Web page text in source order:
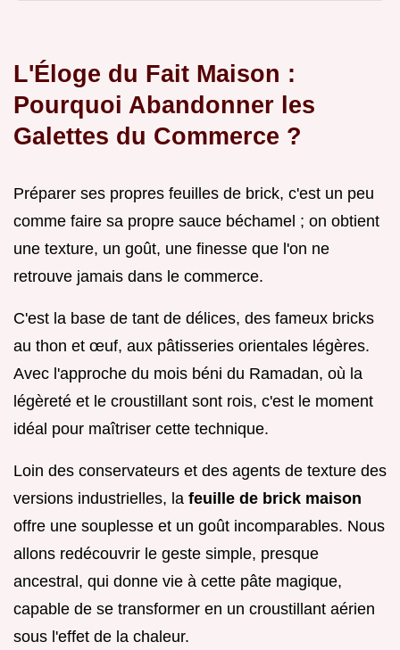
L'Éloge du Fait Maison :
Pourquoi Abandonner les
Galettes du Commerce ?
Préparer ses propres feuilles de brick, c'est un peu
comme faire sa propre sauce béchamel ; on obtient
une texture, un goût, une finesse que l'on ne
retrouve jamais dans le commerce.
C'est la base de tant de délices, des fameux bricks
au thon et œuf, aux pâtisseries orientales légères.
Avec l'approche du mois béni du Ramadan, où la
légèreté et le croustillant sont rois, c'est le moment
idéal pour maîtriser cette technique.
Loin des conservateurs et des agents de texture des
versions industrielles, la feuille de brick maison
offre une souplesse et un goût incomparables. Nous
allons redécouvrir le geste simple, presque
ancestral, qui donne vie à cette pâte magique,
capable de se transformer en un croustillant aérien
sous l'effet de la chaleur.